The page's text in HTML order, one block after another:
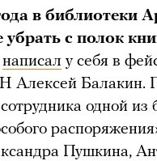
в библиотеки
убрать с полок
написал у себя в
Алексей Балакин.
одной из
Пушкина,